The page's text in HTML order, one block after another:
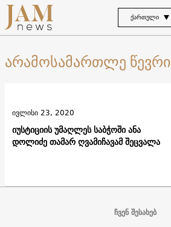
ᲥᲐᲠᲗᲣᲚᲘ
არამოსამართლე წევრი
იუსტიციის უმაღლეს საბჭოში ანა
დოლიძე თამარ ღვამიჩავამ შეცვალა
ივლისი 23, 2020
ჩვენ შესახებ